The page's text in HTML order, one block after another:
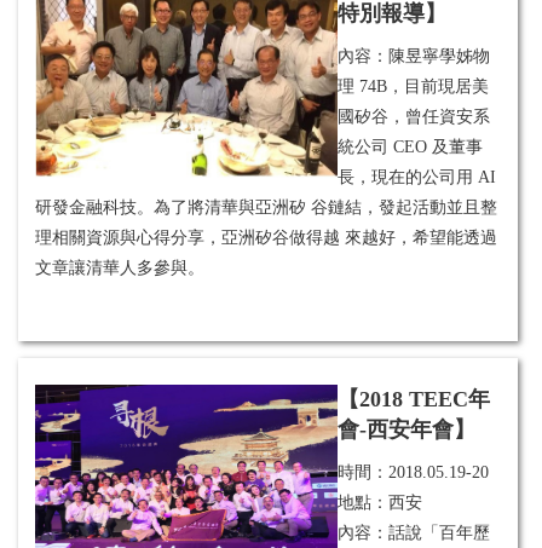
特別報導】
內容：陳昱寧學姊物
理 74B，目前現居美
國矽谷，曾任資安系
統公司 CEO 及董事
長，現在的公司用 AI
研發金融科技。為了將清華與亞洲矽 谷鏈結，發起活動並且整
理相關資源與心得分享，亞洲矽谷做得越 來越好，希望能透過
文章讓清華人多參與。
【2018 TEEC年
會-西安年會】
時間： 2018.05.19-20
地點：西安
內容：話說「百年歷